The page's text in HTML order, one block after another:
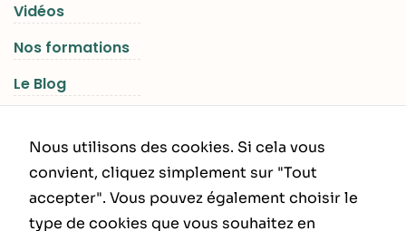
Vidéos
Nos formations
Le Blog
INFORMATIONS LÉGALES
Nous utilisons des cookies. Si cela vous
convient, cliquez simplement sur "Tout
accepter". Vous pouvez également choisir le
type de cookies que vous souhaitez en